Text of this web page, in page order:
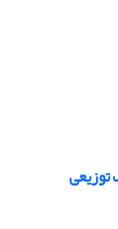
توزیعی